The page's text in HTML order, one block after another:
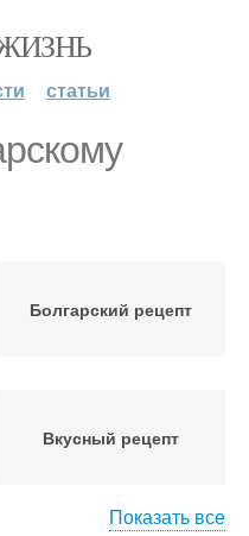
статьи
Болгарский рецепт
Вкусный рецепт
Показать все